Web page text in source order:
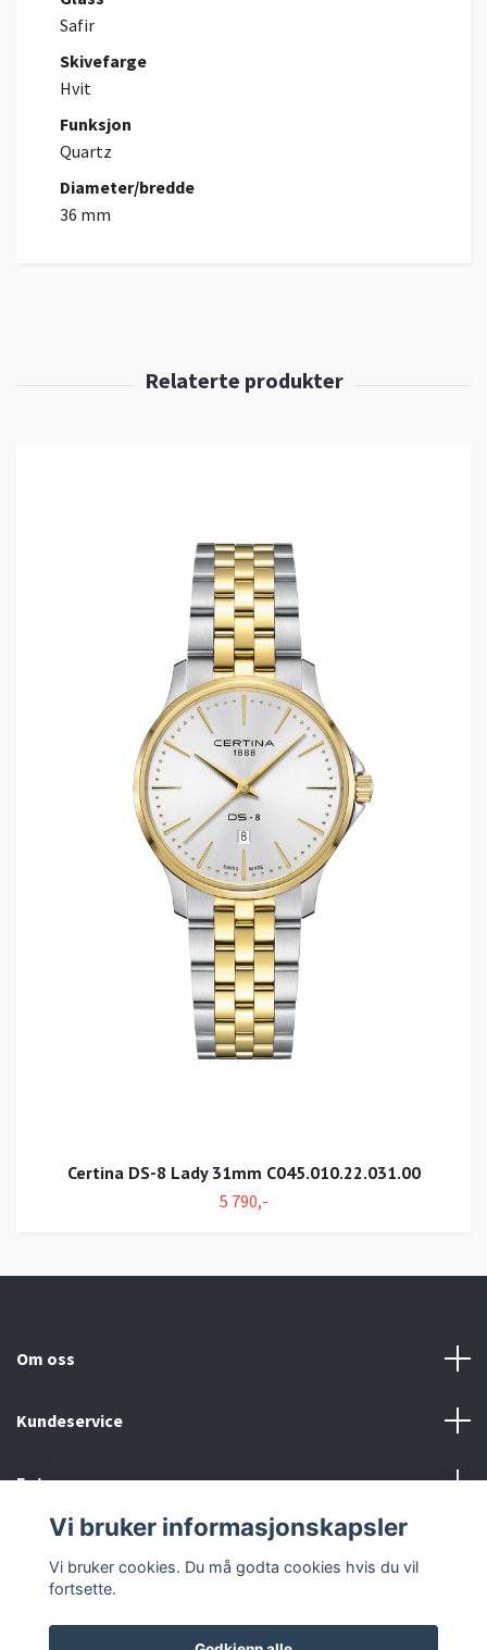
Safir
Skivefarge
Hvit
Funksjon
Quartz
Diameter/bredde
36 mm
Certina DS-8 Lady 31mm C045.010.22.031.00
5 790,-
Om oss
Kundeservice
Fotmeny
Sosiale medier
Vi bruker informasjonskapsler
Vi bruker cookies. Du må godta cookies hvis du vil
fortsette.